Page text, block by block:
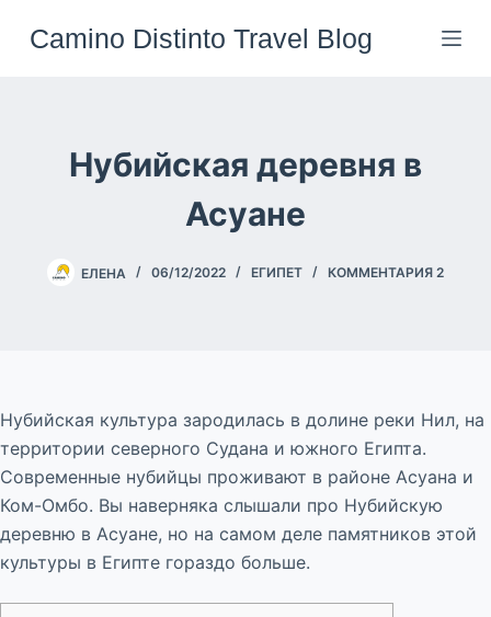
Camino Distinto Travel Blog
Нубийская деревня в
Асуане
ЕЛЕНА 06/12/2022 ЕГИПЕТ КОММЕНТАРИЯ 2
Нубийская культура зародилась в долине реки Нил, на
территории северного Судана и южного Египта.
Современные нубийцы проживают в районе Асуана и
Ком-Омбо. Вы наверняка слышали про Нубийскую
деревню в Асуане, но на самом деле памятников этой
культуры в Египте гораздо больше.